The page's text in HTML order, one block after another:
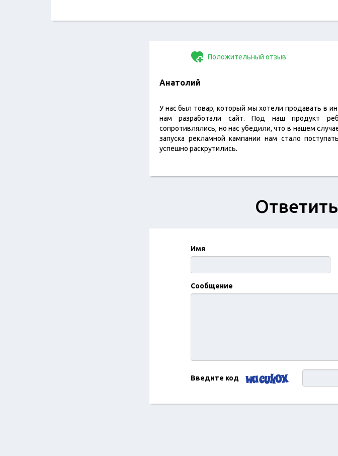
Положительный отзыв
Анатолий
У нас был товар, который мы хотели продавать в
нам разработали сайт. Под наш продукт
сопротивлялись, но нас убедили, что в нашем
запуска рекламной кампании нам стало
успешно раскрутились.
Имя
Сообщение
Введите код